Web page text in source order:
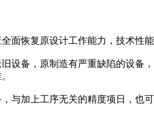
面恢复原设计工作能力，技术性
设备，原制造有严重缺陷的设备
与加上工序无关的精度项日，也